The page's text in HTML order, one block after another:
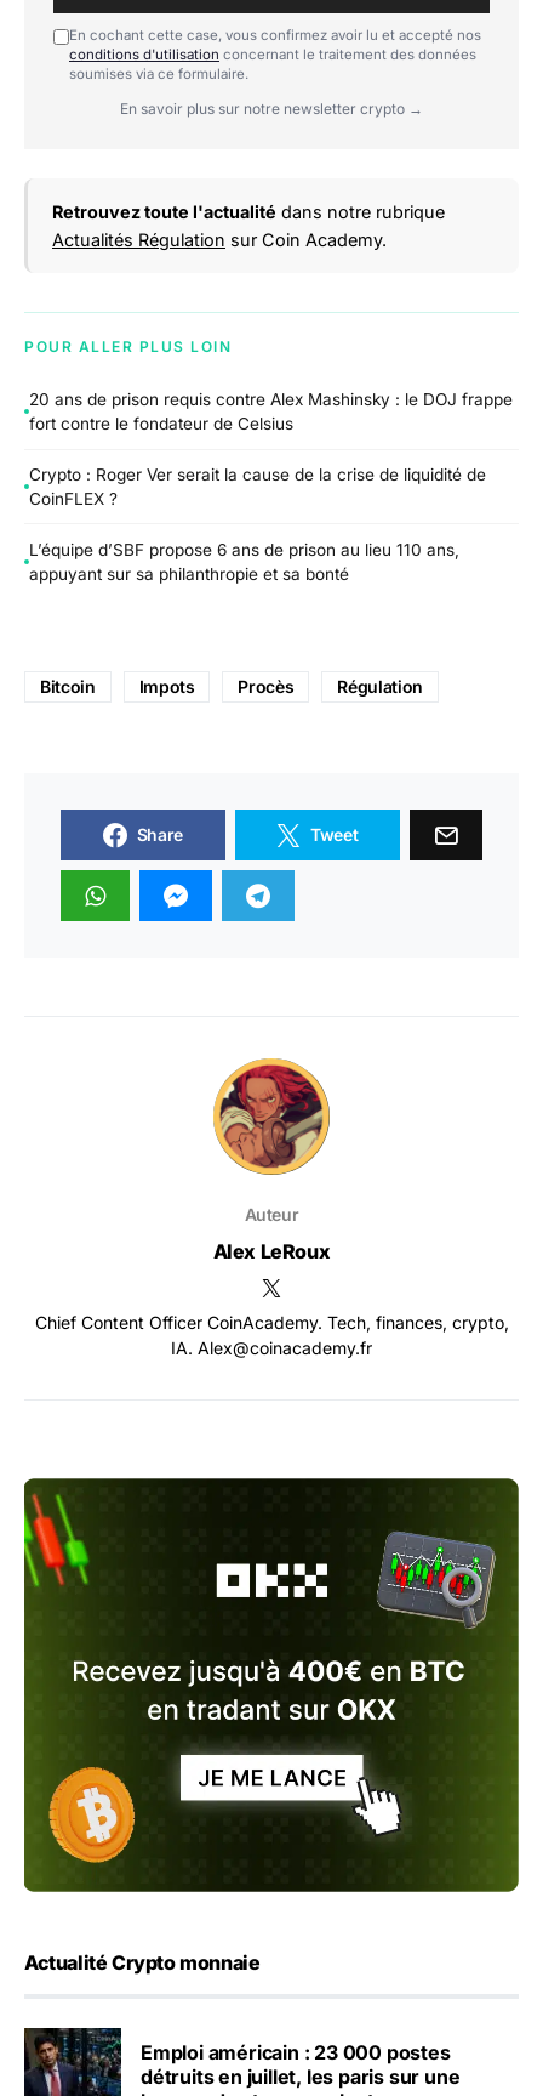
En cochant cette case, vous confirmez avoir lu et accepté nos
conditions d'utilisation concernant le traitement des données
soumises via ce formulaire.
En savoir plus sur notre newsletter crypto →
Retrouvez toute l'actualité dans notre rubrique
Actualités Régulation sur Coin Academy.
POUR ALLER PLUS LOIN
20 ans de prison requis contre Alex Mashinsky : le DOJ frappe
fort contre le fondateur de Celsius
Crypto : Roger Ver serait la cause de la crise de liquidité de
CoinFLEX ?
L’équipe d’SBF propose 6 ans de prison au lieu 110 ans,
appuyant sur sa philanthropie et sa bonté
Bitcoin Impots Procès Régulation
Share Tweet
Auteur
Alex LeRoux
Chief Content Officer CoinAcademy. Tech, finances, crypto,
IA. Alex@coinacademy.fr
Actualité Crypto monnaie
Emploi américain : 23 000 postes
détruits en juillet, les paris sur une